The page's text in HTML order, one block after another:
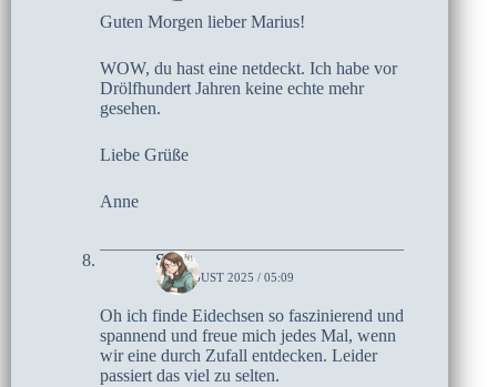
Guten Morgen lieber Marius!
WOW, du hast eine netdeckt. Ich habe vor
Drölfhundert Jahren keine echte mehr
gesehen.
Liebe Grüße
Anne
Sari
14. AUGUST 2025 / 05:09
Oh ich finde Eidechsen so faszinierend und
spannend und freue mich jedes Mal, wenn
wir eine durch Zufall entdecken. Leider
passiert das viel zu selten.